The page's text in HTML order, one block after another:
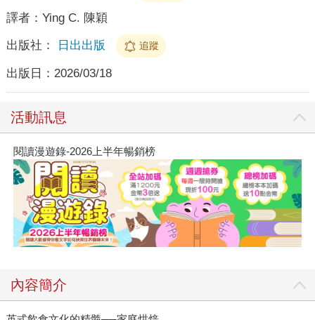
譯者： Ying C. 陳穎
出版社： 日出出版 追蹤
出版日： 2026/03/18
活動訊息
閱讀漫遊錄-2026上半年暢銷榜
內容簡介